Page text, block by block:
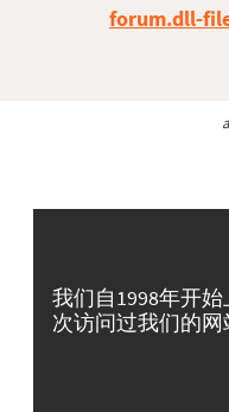
forum.dll-
我们自1998年开
次访问过我们的网